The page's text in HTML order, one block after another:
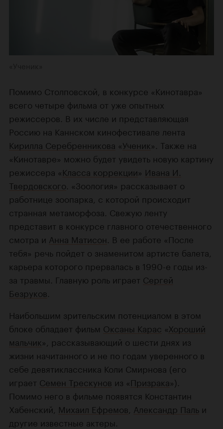
Помимо Столповской, в конкурсе «Кинотавра»
всего четыре фильма от уже опытных
режиссеров. В их числе и представляющая
Россию на Каннском кинофестивале лента
Кирилла Серебренникова «Ученик». Также на
«Кинотавре» можно будет увидеть новую картину
режиссера «Класса коррекции» Ивана И.
Твердовского . «Зоология» рассказывает о
работнице зоопарка, с которой происходит
странная метаморфоза. Свежую ленту
представит в конкурсе главного отечественного
смотра и Анна Матисон . В ее работе «После
тебя» речь пойдет о знаменитом артисте балета,
карьера которого прервалась в 1990-е годы из-
за травмы. Главную роль играет Сергей
Безруков
Наибольшим зрительским потенциалом в этом
блоке обладает фильм Оксаны Карас «Хороший
мальчик», рассказывающий о шести днях из
жизни начитанного и не по годам уверенного в
себе девятиклассника Коли Смирнова (его
играет Семен Трескунов из «Призрака»).
Помимо него в фильме появятся Константин
Хабенский, Михаил Ефремов Александр Паль и
другие известные актеры.